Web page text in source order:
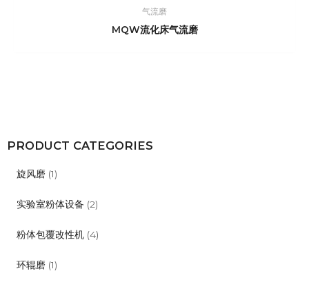
PRODUCT CATEGORIES
旋风磨 (1)
实验室粉体设备 (2)
粉体包覆改性机 (4)
环辊磨 (1)
气流磨
MQW流化床气流磨